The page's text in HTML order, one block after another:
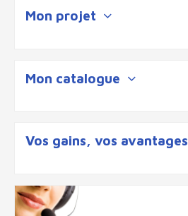
Mon projet
Mon catalogue
Vos gains, vos avantages